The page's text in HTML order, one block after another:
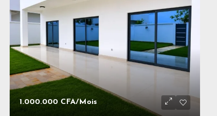
1.000.000 CFA/Mois